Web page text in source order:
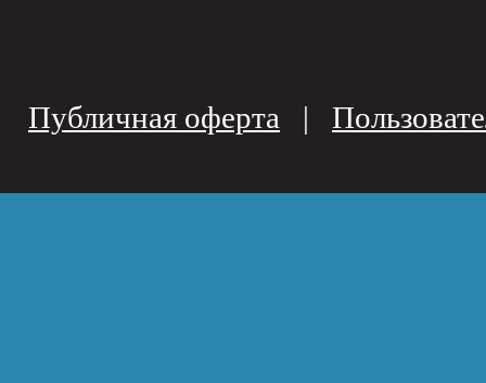
Публичная оферта |